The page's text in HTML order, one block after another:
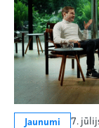
Jaunumi 7.